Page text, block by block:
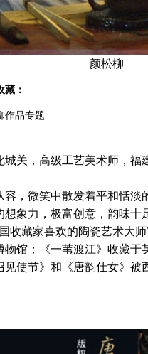
颜松柳
藏：
品专题
，高级工艺美术师，福
微笑中散发着平和恬淡
象力，极富创意，韵味
收藏家喜欢的陶瓷艺术大
馆；《一苇渡江》收藏
使节》和《唐韵仕女》